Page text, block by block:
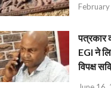
पत्रकार
EGI ने
विपक्ष